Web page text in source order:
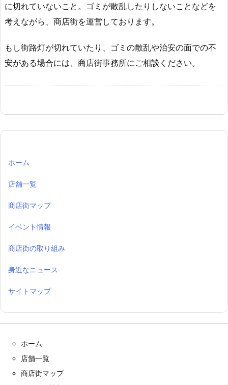
に切れていないこと。ゴミが散乱したりしないことなどを
考えながら、商店街を運営しております。
もし街路灯が切れていたり、ゴミの散乱や治安の面での不
安がある場合には、商店街事務所にご相談ください。
ホーム
店舗一覧
商店街マップ
イベント情報
商店街の取り組み
身近なニュース
サイトマップ
ホーム
店舗一覧
商店街マップ